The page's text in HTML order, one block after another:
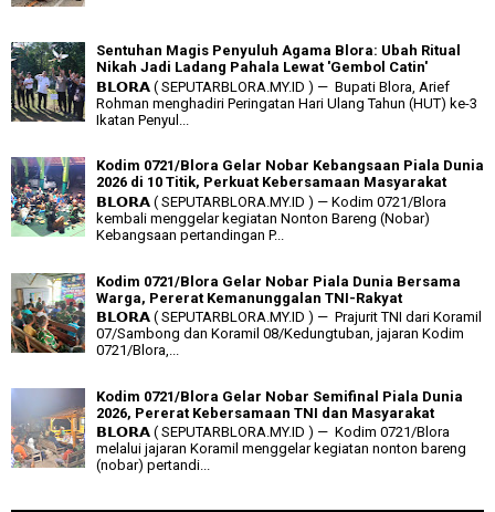
Sentuhan Magis Penyuluh Agama Blora: Ubah Ritual
Nikah Jadi Ladang Pahala Lewat 'Gembol Catin'
𝗕𝗟𝗢𝗥𝗔 ( SEPUTARBLORA.MY.ID ) — Bupati Blora, Arief
Rohman menghadiri Peringatan Hari Ulang Tahun (HUT) ke-3
Ikatan Penyul...
Kodim 0721/Blora Gelar Nobar Kebangsaan Piala Dunia
2026 di 10 Titik, Perkuat Kebersamaan Masyarakat
𝗕𝗟𝗢𝗥𝗔 ( SEPUTARBLORA.MY.ID ) — Kodim 0721/Blora
kembali menggelar kegiatan Nonton Bareng (Nobar)
Kebangsaan pertandingan P...
Kodim 0721/Blora Gelar Nobar Piala Dunia Bersama
Warga, Pererat Kemanunggalan TNI-Rakyat
𝗕𝗟𝗢𝗥𝗔 ( SEPUTARBLORA.MY.ID ) — Prajurit TNI dari Koramil
07/Sambong dan Koramil 08/Kedungtuban, jajaran Kodim
0721/Blora,...
Kodim 0721/Blora Gelar Nobar Semifinal Piala Dunia
2026, Pererat Kebersamaan TNI dan Masyarakat
𝗕𝗟𝗢𝗥𝗔 ( SEPUTARBLORA.MY.ID ) — Kodim 0721/Blora
melalui jajaran Koramil menggelar kegiatan nonton bareng
(nobar) pertandi...